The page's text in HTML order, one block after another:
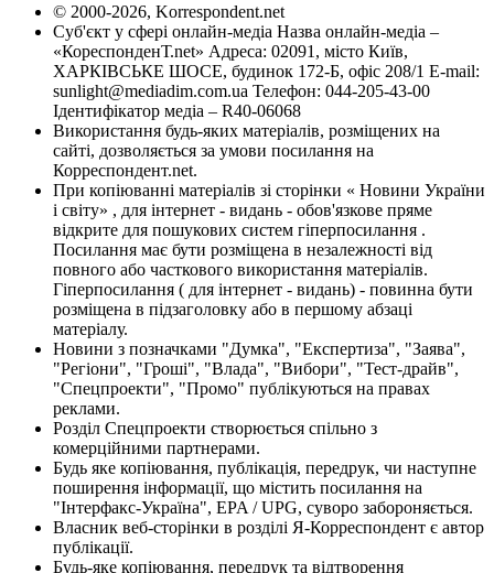
© 2000-2026, Korrespondent.net
Суб'єкт у сфері онлайн-медіа Назва онлайн-медіа –
«КореспонденТ.net» Адреса: 02091, місто Київ,
ХАРКІВСЬКЕ ШОСЕ, будинок 172-Б, офіс 208/1 E-mail:
sunlight@mediadim.com.ua Телефон: 044-205-43-00
Ідентифікатор медіа – R40-06068
Використання будь-яких матеріалів, розміщених на
сайті, дозволяється за умови посилання на
Корреспондент.net.
При копіюванні матеріалів зі сторінки « Новини України
і світу» , для інтернет - видань - обов'язкове пряме
відкрите для пошукових систем гіперпосилання .
Посилання має бути розміщена в незалежності від
повного або часткового використання матеріалів.
Гіперпосилання ( для інтернет - видань) - повинна бути
розміщена в підзаголовку або в першому абзаці
матеріалу.
Новини з позначками "Думка", "Експертиза", "Заява",
"Регіони", "Гроші", "Влада", "Вибори", "Тест-драйв",
"Спецпроекти", "Промо" публікуються на правах
реклами.
Розділ Спецпроекти створюється спільно з
комерційними партнерами.
Будь яке копіювання, публікація, передрук, чи наступне
поширення інформації, що містить посилання на
"Інтерфакс-Україна", EPA / UPG, суворо забороняється.
Власник веб-сторінки в розділі Я-Корреспондент є автор
публікації.
Будь-яке копіювання, передрук та відтворення